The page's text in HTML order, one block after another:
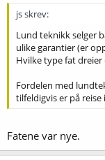
js skrev:
Lund teknikk selger
ulike garantier (er
Hvilke type fat
Fordelen med
tilfeldigvis er på
Fatene var nye.